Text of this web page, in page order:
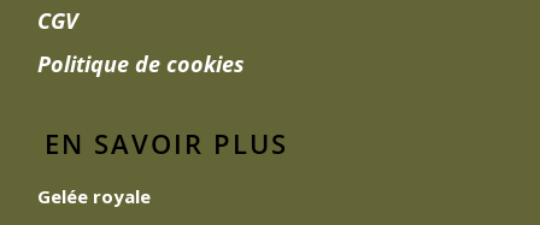
CGV
Politique de cookies
EN SAVOIR PLUS
Gelée royale